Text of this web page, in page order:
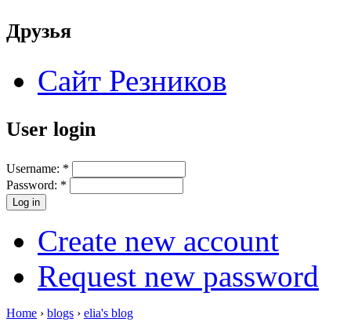
Друзья
Сайт Резников
User login
Username: *
Password: *
Create new account
Request new password
Home › blogs › elia's blog